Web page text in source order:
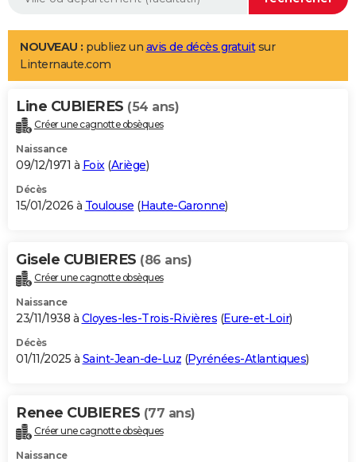
Aménagement intérieur
LIFESTYLE
Art de vivre
Bien-être
Loisirs
Mode
Modes de vie
Alimentation
Guide de la santé
Maladies
Médicaments
Sommeil
VOYAGE
Destinations
City break
Voyage nature
Voyage de noces
Forum
Climat
+PHOTO
GUIDES D'ACHAT
BONS PLANS
Carte de Noël
Carte Bonne année
Carte Saint-Valentin
Carte Pâques
Carte d'anniversaire
DICTIONNAIRE
Dictionnaire
Biographies
Citations
Expressions
Proverbes
PROGRAMME TV
S'inscrire
Se connecter
Lycées
Collèges
Primaires
Universités
Entreprises
Service militaire
Avis de recherche
AVIS DE DÉCÈS
Bricolage
Lifestyle
Culture
Sport
Auto
Television
Voyage
Cinema
NOUVEAU : publiez un avis de décès gratuitsur
Linternaute.com
Line CUBIERES (54 ans)
Créer une cagnotte obsèques
Naissance
09/12/1971 à Foix(Ariège)
Décès
15/01/2026 à Toulouse (Haute-Garonne)
Gisele CUBIERES (86 ans)
Créer une cagnotte obsèques
Naissance
23/11/1938 à Cloyes-les-Trois-Rivières (Eure-et-Loir)
Décès
01/11/2025 à Saint-Jean-de-Luz (Pyrénées-Atlantiques)
Renee CUBIERES (77 ans)
Créer une cagnotte obsèques
Naissance